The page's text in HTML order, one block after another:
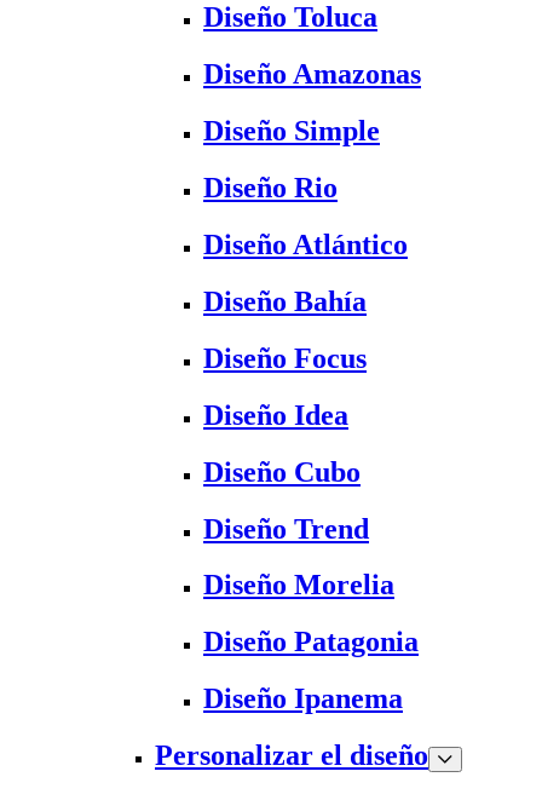
Diseño Toluca
Diseño Amazonas
Diseño Simple
Diseño Rio
Diseño Atlántico
Diseño Bahía
Diseño Focus
Diseño Idea
Diseño Cubo
Diseño Trend
Diseño Morelia
Diseño Patagonia
Diseño Ipanema
Personalizar el diseño